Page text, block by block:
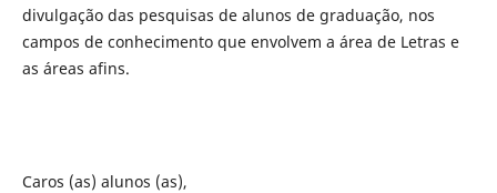
divulgação das pesquisas de alunos de graduação, nos
campos de conhecimento que envolvem a área de Letras e
as áreas afins.
Caros (as) alunos (as),